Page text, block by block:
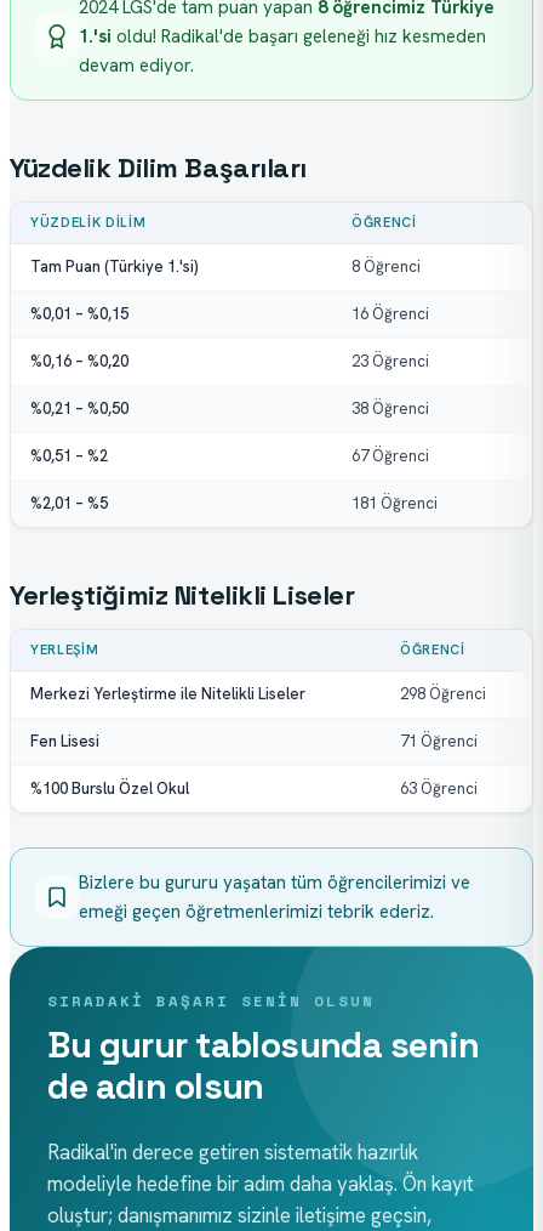
2024 LGS'de tam puan yapan 8 öğrencimiz Türkiye
1.'si oldu! Radikal'de başarı geleneği hız kesmeden
devam ediyor.
Yüzdelik Dilim Başarıları
YÜZDELIK DILIM ÖĞRENCI
Tam Puan (Türkiye 1.'si) 8 Öğrenci
%0,01 – %0,15 16 Öğrenci
%0,16 – %0,20 23 Öğrenci
%0,21 – %0,50 38 Öğrenci
%0,51 – %2 67 Öğrenci
%2,01 – %5 181 Öğrenci
Yerleştiğimiz Nitelikli Liseler
YERLEŞIM ÖĞRENCI
Merkezi Yerleştirme ile Nitelikli Liseler 298 Öğrenci
Fen Lisesi 71 Öğrenci
%100 Burslu Özel Okul 63 Öğrenci
Bizlere bu gururu yaşatan tüm öğrencilerimizi ve
emeği geçen öğretmenlerimizi tebrik ederiz.
SIRADAKI BAŞARI SENIN OLSUN
Bu gurur tablosunda senin
de adın olsun
Radikal'in derece getiren sistematik hazırlık
modeliyle hedefine bir adım daha yaklaş. Ön kayıt
oluştur; danışmanımız sizinle iletişime geçsin,